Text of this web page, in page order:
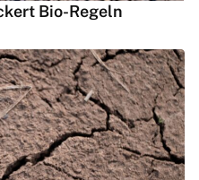
Bio-Regeln